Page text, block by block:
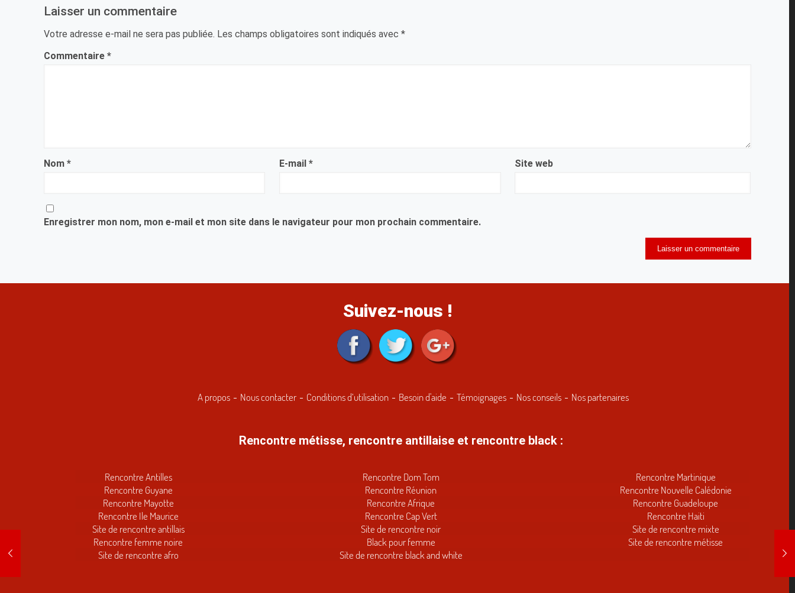
Laisser un commentaire
Votre adresse e-mail ne sera pas publiée. Les champs obligatoires sont indiqués avec*
Commentaire*
Nom* E-mail* Site web
Enregistrer mon nom, mon e-mail et mon site dans le navigateur pour mon prochain commentaire.
Suivez-nous !
A propos Nous contacter Conditions d’utilisation Besoin d'aide Témoignages Nos conseils Nos partenaires
Rencontre métisse, rencontre antillaise et rencontre black :
Rencontre Antilles Rencontre Dom Tom
Rencontre Martinique
Rencontre Guyane
Rencontre Réunion
Rencontre Nouvelle Calédonie
Rencontre Mayotte
Rencontre Afrique
Rencontre Guadeloupe
Rencontre Ile Maurice
Rencontre Cap Vert
Rencontre Haiti
Site de rencontre antillais
Site de rencontre noir
Site de rencontre mixte
Rencontre femme noire
Black pour femme
Site de rencontre métisse
Site de rencontre afro
Site de rencontre black and white